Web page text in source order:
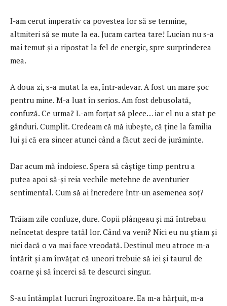
I-am cerut imperativ ca povestea lor să se termine,
altmiteri să se mute la ea. Jucam cartea tare! Lucian nu s-a
mai temut şi a ripostat la fel de energic, spre surprinderea
mea.
A doua zi, s-a mutat la ea, într-adevar. A fost un mare şoc
pentru mine. M-a luat în serios. Am fost debusolată,
confuză. Ce urma? L-am forţat să plece… iar el nu a stat pe
gânduri. Cumplit. Credeam că mă iubeşte, că ţine la familia
lui şi că era sincer atunci când a făcut zeci de jurăminte.
Dar acum mă îndoiesc. Spera să câştige timp pentru a
putea apoi să-şi reia vechile metehne de aventurier
sentimental. Cum să ai încredere într-un asemenea soţ?
Trăiam zile confuze, dure. Copii plângeau şi mă întrebau
neîncetat despre tatăl lor. Când va veni? Nici eu nu ştiam şi
nici dacă o va mai face vreodată. Destinul meu atroce m-a
întărit şi am învăţat că uneori trebuie să iei şi taurul de
coarne şi să încerci să te descurci singur.
S-au întâmplat lucruri îngrozitoare. Ea m-a hărţuit, m-a